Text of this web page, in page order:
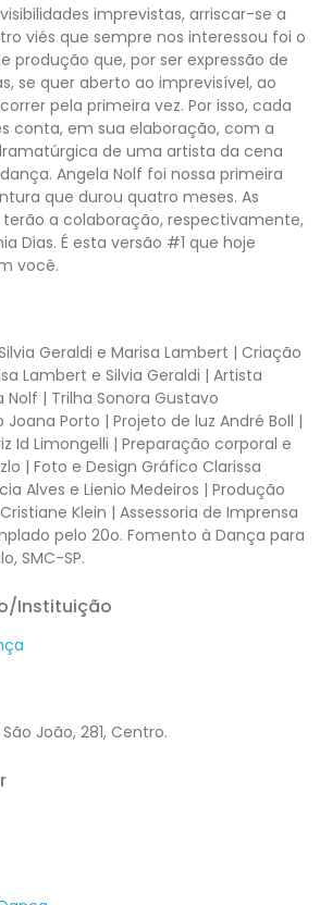
imprevistas, arriscar-se a
viés que sempre nos interessou foi o
produção que, por ser expressão de
se quer aberto ao imprevisível, ao
pela primeira vez. Por isso, cada
conta, em sua elaboração, com a
de uma artista da cena
Angela Nolf foi nossa primeira
que durou quatro meses. As
a colaboração, respectivamente,
Dias. É esta versão #1 que hoje
você.
Geraldi e Marisa Lambert | Criação
Lambert e Silvia Geraldi | Artista
| Trilha Sonora Gustavo
Porto | Projeto de luz André Boll |
Id Limongelli | Preparação corporal e
| Foto e Design Gráfico Clarissa
Alves e Lienio Medeiros | Produção
Klein | Assessoria de Imprensa
pelo 20o. Fomento à Dança para
SMC-SP.
Instituição
João, 281, Centro.